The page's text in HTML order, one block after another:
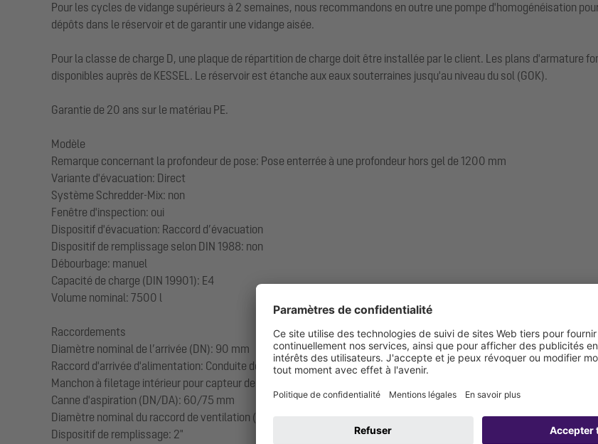
Pour les cycles de vidange supérieurs à 2 semaines, nous recommandons en outre une pompe d'homogénéisation
dépôts dans le réservoir et de garantir une vidange aisée.
Pour la classe de charge D, une plaque de répartition de charge doit être installée par le client. Les plans d'armature
disponibles auprès de KESSEL. Le réservoir est étanche aux eaux souterraines jusqu'au niveau du sol (GOK).
Garantie de 20 ans sur le matériau PE.
Modèle
Remarque concernant la profondeur de pose: Pose enterrée à une profondeur hors gel de 1200 mm
Variante d'évacuation: Direct
Système Schredder-Mix: non
Fenêtre d'inspection: oui
Dispositif d'évacuation: Raccord d’évacuation
Dispositif de remplissage selon DIN 1988: non
Débourbage: manuel
Capacité de charge (DIN 19901): E4
Volume nominal: 7500 l
Raccordements
Diamètre nominal de l’arrivée (DN): 90 mm
Raccord d'arrivée d'alimentation: Conduite de refoulement en PE-HD ou PVC SDR 11 / PN 16
Manchon à filetage intérieur pour capteur de niveau (en option): 1 1/2"
Canne d'aspiration (DN/DA): 60/75 mm
Diamètre nominal du raccord de ventilation (DN/DA): 100/110 mm (ventilation par le toit nécessaire)
Dispositif de remplissage: 2"